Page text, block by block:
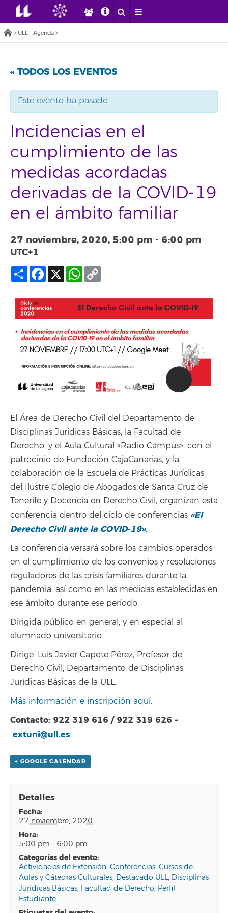
ULL - Agenda
« TODOS LOS EVENTOS
Este evento ha pasado.
Incidencias en el
cumplimiento de las
medidas acordadas
derivadas de la COVID-19
en el ámbito familiar
27 noviembre, 2020, 5:00 pm - 6:00 pm
UTC+1
Compartir
Facebook
X WhatsApp
El Área de Derecho Civil del Departamento de
Disciplinas Jurídicas Básicas, la Facultad de
Derecho, y el Aula Cultural «Radio Campus», con el
patrocinio de Fundación CajaCanarias, y la
colaboración de la Escuela de Prácticas Jurídicas
del Ilustre Colegio de Abogados de Santa Cruz de
Tenerife y Docencia en Derecho Civil, organizan esta
conferencia dentro del ciclo de conferencias «El
Derecho Civil ante la COVID-19».
La conferencia versará sobre los cambios operados
en el cumplimiento de los convenios y resoluciones
reguladores de las crisis familiares durante la
pandemia, así como en las medidas establecidas en
ese ámbito durante ese período.
Dirigida público en general, y en especial al
alumnado universitario.
Dirige: Luis Javier Capote Pérez, Profesor de
Derecho Civil, Departamento de Disciplinas
Jurídicas Básicas de la ULL.
Más información e inscripción aquí.
Contacto: 922 319 616 / 922 319 626 –
extuni@ull.es
+ GOOGLE CALENDAR
Detalles
fecha:
27 noviembre, 2020
hora:
5:00 pm - 6:00 pm
categorías del evento:
Actividades de Extensión,Conferencias,Cursos de
Aulas y Cátedras Culturales, Destacado ULL, Disciplinas
Jurídicas Básicas, Facultad de Derecho, Perfil
Estudiante